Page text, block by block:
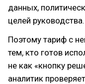
данных,
целей руководства.
Поэтому тариф с
тем, кто готов
не как «кнопку
аналитик